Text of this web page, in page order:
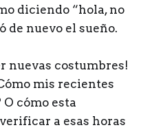
diciendo “hola, no
de nuevo el sueño.
nuevas costumbres!
mis recientes
O cómo esta
a esas horas